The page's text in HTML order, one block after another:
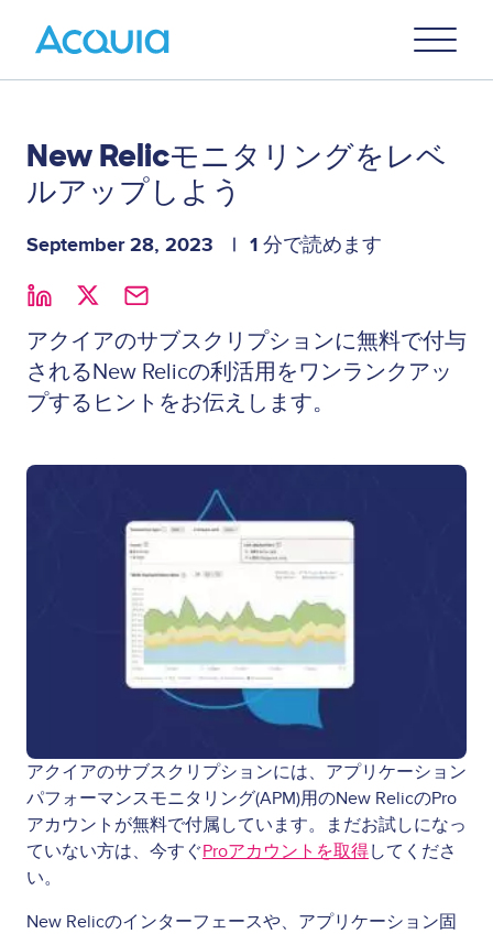
Menu
New Relicモニタリングをレベ
ルアップしよう
September 28, 2023 1 分で読めます
アクイアのサブスクリプションに無料で付与
されるNew Relicの利活用をワンランクアッ
プするヒントをお伝えします。
アクイアのサブスクリプションには、アプリケーション
パフォーマンスモニタリング(APM)用のNew RelicのPro
アカウントが無料で付属しています。まだお試しになっ
ていない方は、今すぐProアカウントを取得してくださ
い。
New Relicのインターフェースや、アプリケーション固